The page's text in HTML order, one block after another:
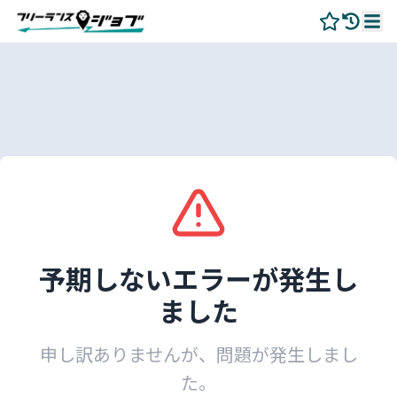
予期しないエラーが発生し
ました
申し訳ありませんが、問題が発生しまし
た。